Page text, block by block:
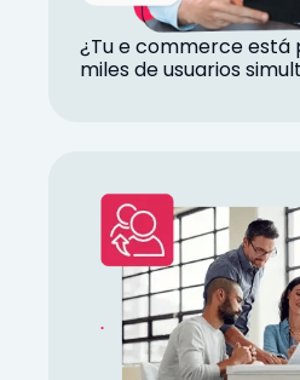
¿Tu e commerce
miles de usuarios